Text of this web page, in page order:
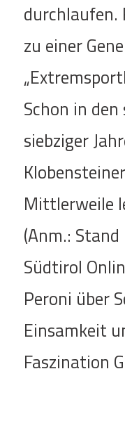
durchlaufen.
zu einer
Schon in
siebziger
Mittlerweile
(Anm.:
Südtirol
Peroni über
Einsamkeit
Faszination